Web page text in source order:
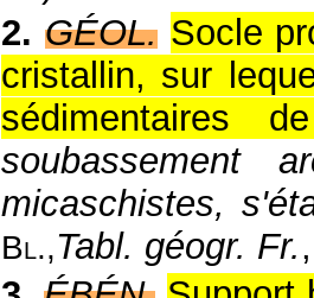
2. GÉOL. Socle
cristallin, sur
sédimentaires
soubassement
micaschistes,
Bl.,Tabl. géogr. Fr.